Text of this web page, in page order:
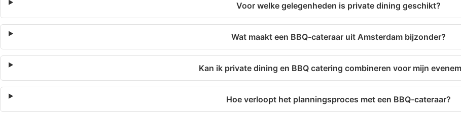
Voor welke gelegenheden is private dining geschikt?
Wat maakt een BBQ-cateraar uit Amsterdam bijzonder?
Kan ik private dining en BBQ catering combineren voor mijn
Hoe verloopt het planningsproces met een BBQ-cateraar?